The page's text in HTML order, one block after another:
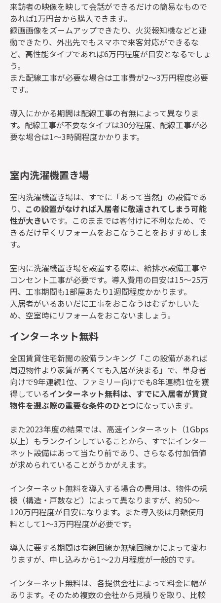
来訪者の映像を映して会話ができるだけの簡易なもので
あれば1万円台から購入できます。
録画画像をズームアップできたり、火災報知機などと連
動できたり、外出先でもスマホで来客対応ができるな
ど、高性能タイプであれば6万円程度が目安となるでしょ
う。
また配線工事が必要な場合は工事費が2～3万円程度必要
です。
導入にかかる期間は配線工事の有無によって異なりま
す。配線工事が不要なタイプは30分程度、配線工事が必
要な場合は1～3時間程度かかります。
室内洗濯機置き場
室内洗濯機置き場は、すでに「あって当然」の設備であ
り、 この設置がなければ入居者に敬遠されてしまう可能
性が大きいです。このままでは客付けに不利なため、で
きるだけ早くリフォームをおこなうことをおすすめしま
す。
室内に洗濯機置き場を設置する際は、給排水設備工事や
コンセント工事が必要です。導入費用の目安は15～25万
円、工事期間も1部屋あたり1週間程度かかります。
入居者がいるあいだに工事をおこなうはむずかしいた
め、空室時にリフォームをおこないましょう。
インターネット無料
全国賃貸住宅新聞の設備ランキング「この設備があれば
周辺物件より家賃が高くても入居が決まる」で、単身者
向けで9年連続1位、ファミリー向けでも8年連続1位を獲
得しているインターネット無料は、すでに入居者が賃貸
物件を選ぶ際の重要な条件のひとつになっています。
また2023年度の結果では、高速インターネット（1Gbps
以上）もランクインしていることから、すでにインター
ネット設備はあって当たり前であり、さらなる付加価値
が求められていることがうかがえます。
インターネット無料を導入する場合の費用は、物件の規
模（構造・戸数など）によって異なりますが、約50～
120万円程度が目安になります。また導入後は月額使用
料として1～3万円程度が必要です。
導入に要する期間は有線回線か無線回線かによって変わ
りますが、申し込みから1～2カ月程度が一般的です。
インターネット無料は、各提供会社によって料金に幅が
あります。そのため複数の会社から見積りを取り、比較